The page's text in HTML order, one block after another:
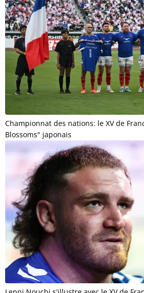
Championnat des nations: le XV de
Blossoms" japonais